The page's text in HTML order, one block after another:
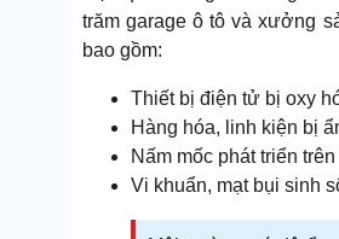
trăm garage ô tô và xưởng
bao gồm:
Thiết bị điện tử bị oxy
Hàng hóa, linh kiện bị
Nấm mốc phát triển
Vi khuẩn, mạt bụi sinh